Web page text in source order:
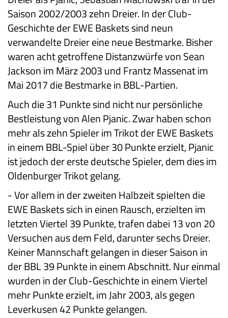
Saison 2002/2003 zehn Dreier. In der Club-
Geschichte der EWE Baskets sind neun
verwandelte Dreier eine neue Bestmarke. Bisher
waren acht getroffene Distanzwürfe von Sean
Jackson im März 2003 und Frantz Massenat im
Mai 2017 die Bestmarke in BBL-Partien.
Auch die 31 Punkte sind nicht nur persönliche
Bestleistung von Alen Pjanic. Zwar haben schon
mehr als zehn Spieler im Trikot der EWE Baskets
in einem BBL-Spiel über 30 Punkte erzielt, Pjanic
ist jedoch der erste deutsche Spieler, dem dies im
Oldenburger Trikot gelang.
-Vor allem in der zweiten Halbzeit spielten die
EWE Baskets sich in einen Rausch, erzielten im
letzten Viertel 39 Punkte, trafen dabei 13 von 20
Versuchen aus dem Feld, darunter sechs Dreier.
Keiner Mannschaft gelangen in dieser Saison in
der BBL 39 Punkte in einem Abschnitt. Nur einmal
wurden in der Club-Geschichte in einem Viertel
mehr Punkte erzielt, im Jahr 2003, als gegen
Leverkusen 42 Punkte gelangen.